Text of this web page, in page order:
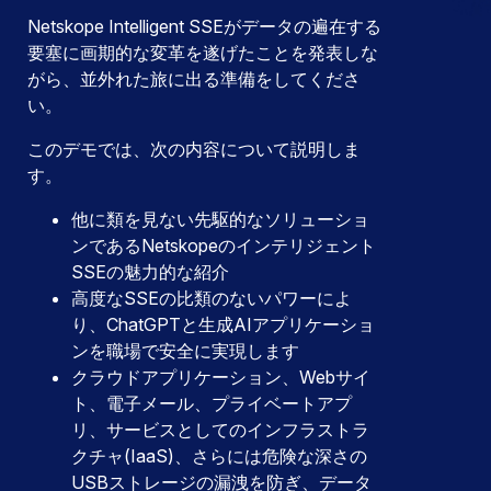
Netskope Intelligent SSEがデータの遍在する
要塞に画期的な変革を遂げたことを発表しな
がら、並外れた旅に出る準備をしてくださ
い。
このデモでは、次の内容について説明しま
す。
他に類を見ない先駆的なソリューショ
ンであるNetskopeのインテリジェント
SSEの魅力的な紹介
高度なSSEの比類のないパワーによ
り、ChatGPTと生成AIアプリケーショ
ンを職場で安全に実現します
クラウドアプリケーション、Webサイ
ト、電子メール、プライベートアプ
リ、サービスとしてのインフラストラ
クチャ(IaaS)、さらには危険な深さの
USBストレージの漏洩を防ぎ、データ